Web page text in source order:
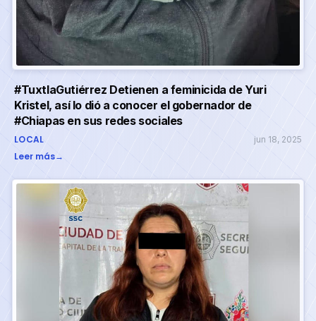
#TuxtlaGutiérrez Detienen a feminicida de Yuri
Kristel, así lo dió a conocer el gobernador de
#Chiapas en sus redes sociales
LOCAL jun 18, 2025
Leer más→